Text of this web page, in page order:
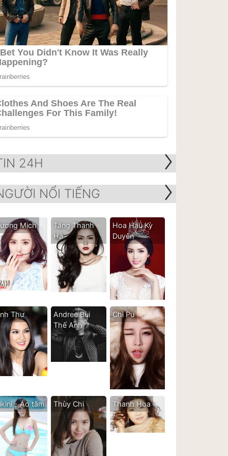
24H
NỔI TIẾNG
Mịch
Tăng Thanh
Hà
Hoa Hậu Kỳ
Duyên
Thư
Andree Bùi
Thế Anh
Chi Pu
- Áo tăm Thùy Chi Thanh Hoa